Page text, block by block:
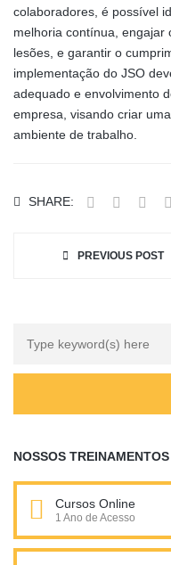
colaboradores, é possível
melhoria contínua, engajar
lesões, e garantir o
implementação do JSO
adequado e envolvimento
empresa, visando criar
ambiente de trabalho.
SHARE:
PREVIOUS POST
NOSSOS TREINAMENTOS
Cursos Online
1 Ano de Acesso